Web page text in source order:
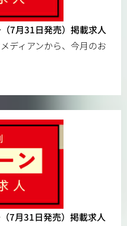
7月31日発売）掲載求人
ディアンから、今月のお
7月31日発売）掲載求人